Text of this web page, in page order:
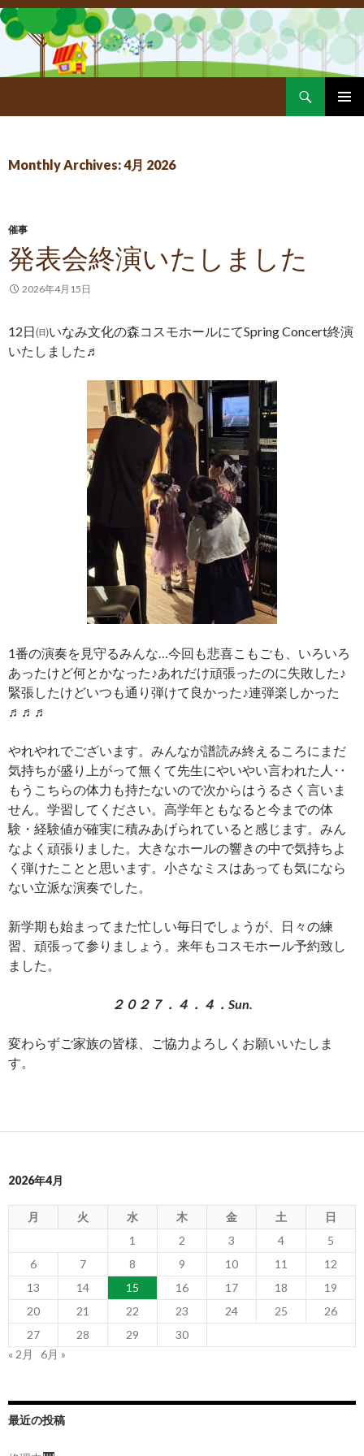
Monthly Archives: 4月 2026
催事
発表会終演いたしました
2026年4月15日
12日㈰いなみ文化の森コスモホールにてSpring Concert終演
いたしました♬
1番の演奏を見守るみんな…今回も悲喜こもごも、いろいろ
あったけど何とかなった♪あれだけ頑張ったのに失敗した♪
緊張したけどいつも通り弾けて良かった♪連弾楽しかった
♬♬♬
やれやれでございます。みんなが譜読み終えるころにまだ
気持ちが盛り上がって無くて先生にやいやい言われた人‥
もうこちらの体力も持たないので次からはうるさく言いま
せん。学習してください。高学年ともなると今までの体
験・経験値が確実に積みあげられていると感じます。みん
なよく頑張りました。大きなホールの響きの中で気持ちよ
く弾けたことと思います。小さなミスはあっても気になら
ない立派な演奏でした。
新学期も始まってまた忙しい毎日でしょうが、日々の練
習、頑張って参りましょう。来年もコスモホール予約致し
ました。
２０２７．４．４．Sun.
変わらずご家族の皆様、ご協力よろしくお願いいたしま
す。
2026年4月
月 火 水 木 金 土
日
1
2 3 4
5
6
7 8 9 10 11
12
13
14 15 16 17 18
19
20
21 22 23 24 25
26
27
28 29
30
« 2月
6月 »
最近の投稿